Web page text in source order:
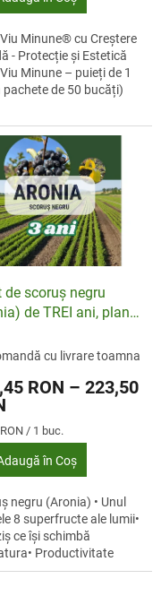
Minune® cu Creștere
- Protecție și Estetică
Minune – puieți de 1
pachete de 50 bucăți)
gard viu...
de scoruș negru
de TREI ani, plantă
bucățicu livrare toamna
RON – 223,50
/ 1 buc.
în Coş
negru (Aronia) • Unul
8 superfructe ale lumii•
ce își schimbă
Productivitate
La maturitate, arbustul